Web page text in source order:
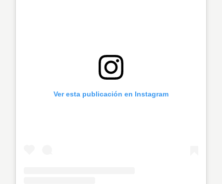
Ver esta publicación en Instagram